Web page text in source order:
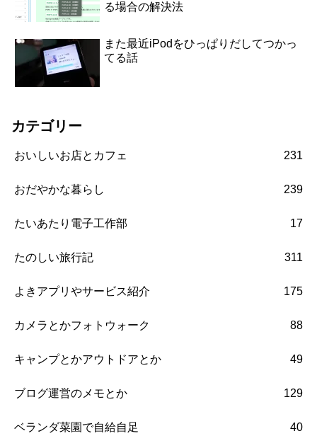
る場合の解決法
また最近iPodをひっぱりだしてつかっ
てる話
カテゴリー
おいしいお店とカフェ 231
おだやかな暮らし 239
たいあたり電子工作部 17
たのしい旅行記 311
よきアプリやサービス紹介 175
カメラとかフォトウォーク 88
キャンプとかアウトドアとか 49
ブログ運営のメモとか 129
ベランダ菜園で自給自足 40